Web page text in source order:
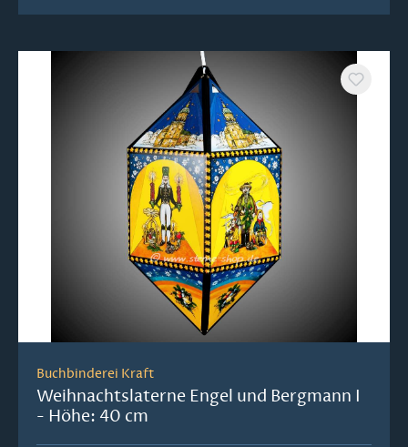
Buchbinderei Kraft
Weihnachtslaterne Engel und Bergmann I
- Höhe: 40 cm